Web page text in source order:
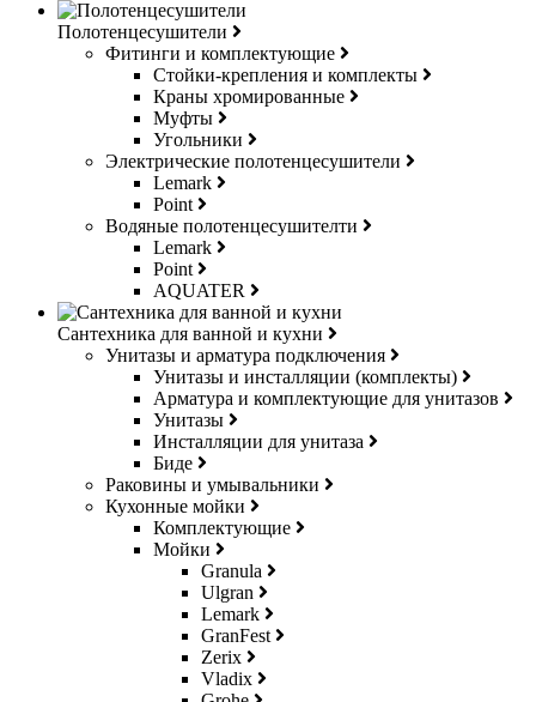
Полотенцесушители
Фитинги и комплектующие
Стойки-крепления и комплекты
Краны хромированные
Муфты
Угольники
Электрические полотенцесушители
Lemark
Point
Водяные полотенцесушителти
Lemark
Point
AQUATER
Сантехника для ванной и кухни
Унитазы и арматура подключения
Унитазы и инсталляции (комплекты)
Арматура и комплектующие для унитазов
Унитазы
Инсталляции для унитаза
Биде
Раковины и умывальники
Кухонные мойки
Комплектующие
Мойки
Granula
Ulgran
Lemark
GranFest
Zerix
Vladix